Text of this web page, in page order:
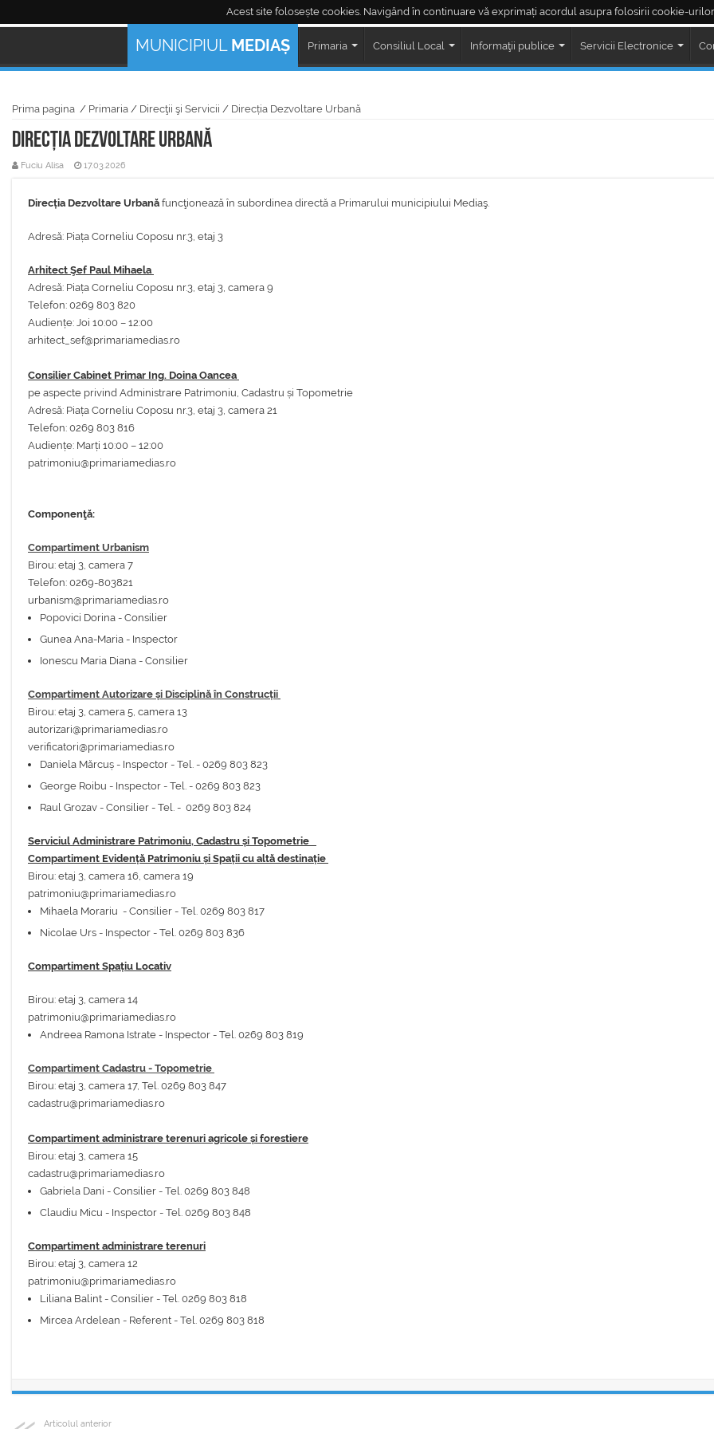
Acest site folosește cookies. Navigând în continuare vă exprimați acordul asupra folosirii cookie-
Mediaş Live: Piața Regele Ferdinand Piața Corneliu Coposu LIVE ședințe Consiliul
MUNICIPIUL MEDIAȘ Primaria Consiliul Local Informaţii publice Servicii Electronice
Prima pagina / Primaria / Direcţii şi Servicii / Direcția Dezvoltare Urbană
Direcția Dezvoltare Urbană
Fuciu Alisa 17.03.2026
Direcția Dezvoltare Urbană funcţionează în subordinea directă a Primarului municipiului Mediaş.
Adresă: Piața Corneliu Coposu nr.3, etaj 3
Arhitect Şef Paul Mihaela
Adresă: Piața Corneliu Coposu nr.3, etaj 3, camera 9
Telefon: 0269 803 820
Audiențe: Joi 10:00 – 12:00
arhitect_sef@primariamedias.ro
Consilier Cabinet Primar Ing. Doina Oancea
pe aspecte privind Administrare Patrimoniu, Cadastru și Topometrie
Adresă: Piața Corneliu Coposu nr.3, etaj 3, camera 21
Telefon: 0269 803 816
Audiențe: Marți 10:00 – 12:00
patrimoniu@primariamedias.ro
Componenţă:
Compartiment Urbanism
Birou: etaj 3, camera 7
Telefon: 0269-803821
urbanism@primariamedias.ro
Popovici Dorina - Consilier
Gunea Ana-Maria - Inspector
Ionescu Maria Diana - Consilier
Compartiment Autorizare și Disciplină în Construcții
Birou: etaj 3, camera 5, camera 13
autorizari@primariamedias.ro
verificatori@primariamedias.ro
Daniela Mărcuș - Inspector - Tel. - 0269 803 823
George Roibu - Inspector - Tel. - 0269 803 823
Raul Grozav - Consilier - Tel. - 0269 803 824
Serviciul Administrare Patrimoniu, Cadastru și Topometrie
Compartiment Evidență Patrimoniu și Spații cu altă destinație
Birou: etaj 3, camera 16, camera 19
patrimoniu@primariamedias.ro
Mihaela Morariu - Consilier - Tel. 0269 803 817
Nicolae Urs - Inspector - Tel. 0269 803 836
Compartiment Spațiu Locativ
Birou: etaj 3, camera 14
patrimoniu@primariamedias.ro
Andreea Ramona Istrate - Inspector - Tel. 0269 803 819
Compartiment Cadastru - Topometrie
Birou: etaj 3, camera 17, Tel. 0269 803 847
cadastru@primariamedias.ro
Compartiment administrare terenuri agricole și forestiere
Birou: etaj 3, camera 15
cadastru@primariamedias.ro
Gabriela Dani - Consilier - Tel. 0269 803 848
Claudiu Micu - Inspector - Tel. 0269 803 848
Compartiment administrare terenuri
Birou: etaj 3, camera 12
patrimoniu@primariamedias.ro
Liliana Balint - Consilier - Tel. 0269 803 818
Mircea Ardelean - Referent - Tel. 0269 803 818
Articolul anterior